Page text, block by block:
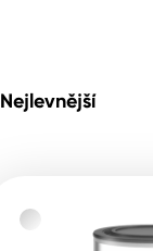
Nejlevnější